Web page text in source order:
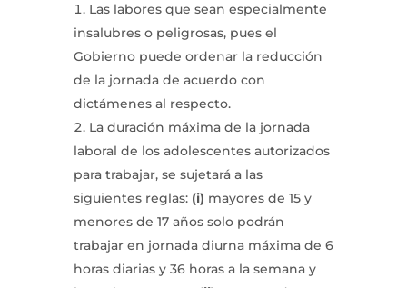
Las labores que sean especialmente
insalubres o peligrosas, pues el
Gobierno puede ordenar la reducción
de la jornada de acuerdo con
dictámenes al respecto.
La duración máxima de la jornada
laboral de los adolescentes autorizados
para trabajar, se sujetará a las
siguientes reglas: (i) mayores de 15 y
menores de 17 años solo podrán
trabajar en jornada diurna máxima de 6
horas diarias y 36 horas a la semana y